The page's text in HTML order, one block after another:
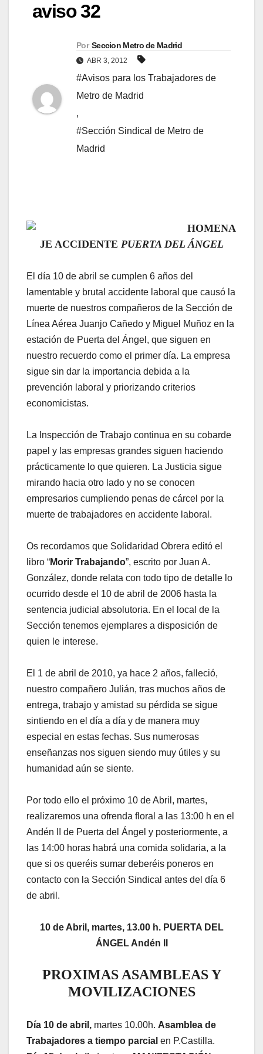
aviso 32
Por Seccion Metro de Madrid
ABR 3, 2012
#Avisos para los Trabajadores de
Metro de Madrid
,
#Sección Sindical de Metro de
Madrid
HOMENA
JE ACCIDENTE PUERTA DEL ÁNGEL
El día 10 de abril se cumplen 6 años del
lamentable y brutal accidente laboral que causó la
muerte de nuestros compañeros de la Sección de
Línea Aérea Juanjo Cañedo y Miguel Muñoz en la
estación de Puerta del Ángel, que siguen en
nuestro recuerdo como el primer día. La empresa
sigue sin dar la importancia debida a la
prevención laboral y priorizando criterios
economicistas.
La Inspección de Trabajo continua en su cobarde
papel y las empresas grandes siguen haciendo
prácticamente lo que quieren. La Justicia sigue
mirando hacia otro lado y no se conocen
empresarios cumpliendo penas de cárcel por la
muerte de trabajadores en accidente laboral.
Os recordamos que Solidaridad Obrera editó el
libro “Morir Trabajando”, escrito por Juan A.
González, donde relata con todo tipo de detalle lo
ocurrido desde el 10 de abril de 2006 hasta la
sentencia judicial absolutoria. En el local de la
Sección tenemos ejemplares a disposición de
quien le interese.
El 1 de abril de 2010, ya hace 2 años, falleció,
nuestro compañero Julián, tras muchos años de
entrega, trabajo y amistad su pérdida se sigue
sintiendo en el día a día y de manera muy
especial en estas fechas. Sus numerosas
enseñanzas nos siguen siendo muy útiles y su
humanidad aún se siente.
Por todo ello el próximo 10 de Abril, martes,
realizaremos una ofrenda floral a las 13:00 h en el
Andén II de Puerta del Ángel y posteriormente, a
las 14:00 horas habrá una comida solidaria, a la
que si os queréis sumar deberéis poneros en
contacto con la Sección Sindical antes del día 6
de abril.
10 de Abril, martes, 13.00 h. PUERTA DEL
ÁNGEL Andén II
PROXIMAS ASAMBLEAS Y
MOVILIZACIONES
Día 10 de abril, martes 10.00h. Asamblea de
Trabajadores a tiempo parcial en P.Castilla.